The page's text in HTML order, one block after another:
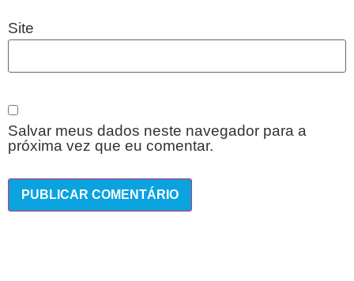
Site
Salvar meus dados neste navegador para a
próxima vez que eu comentar.